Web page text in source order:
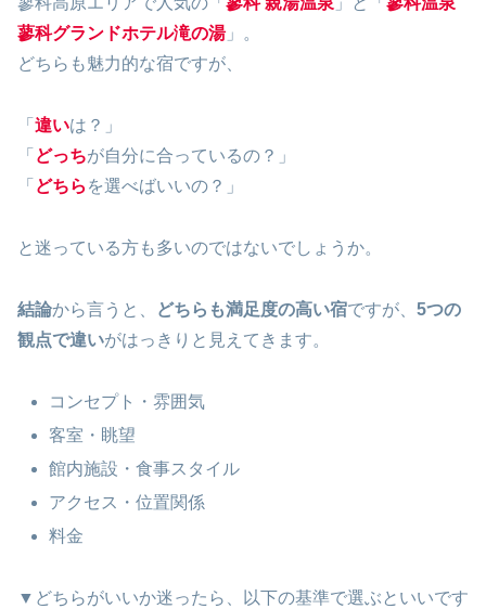
蓼科グランドホテル滝の湯」。
どちらも魅力的な宿ですが、
「 違いは？」
「 どっちが自分に合っているの？」
「 どちら を選べばいいの？」
と迷っている方も多いのではないでしょうか。
結論から言うと、 どちらも満足度の高い宿ですが、 5つの
観点で違いがはっきりと見えてきます。
コンセプト・雰囲気
客室・眺望
館内施設・食事スタイル
アクセス・位置関係
料金
▼どちらがいいか迷ったら、以下の基準で選ぶといいです